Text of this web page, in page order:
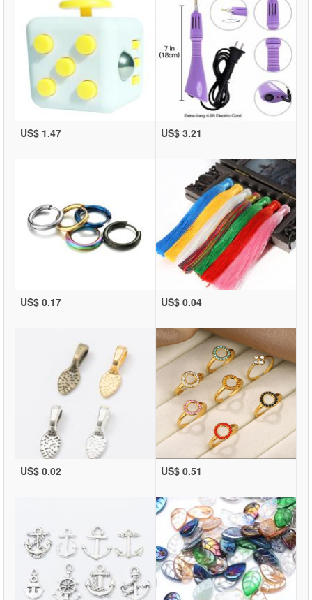
US$ 1.47 US$ 3.21
US$ 0.17 US$ 0.04
US$ 0.02 US$ 0.51